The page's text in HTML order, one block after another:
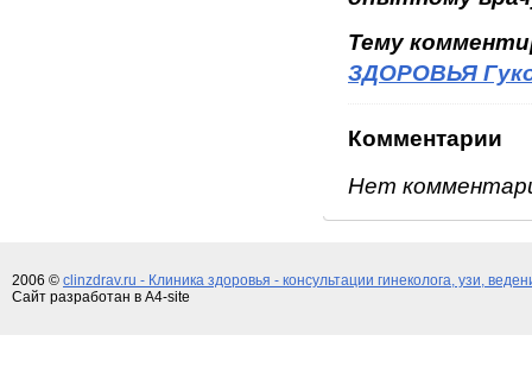
Тему
ЗДОРОВЬЯ
Комментарии
Нет
2006 © clinzdrav.ru - Клиника здоровья - консультации гинеколога, узи,
Сайт разработан в A4-site